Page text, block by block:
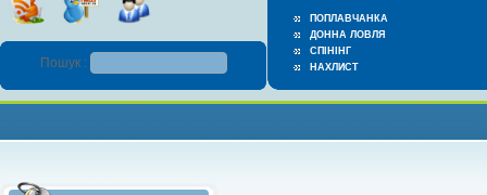
ПОПЛАВЧАНКА
ДОННА ЛОВЛЯ
СПІНІНГ
НАХЛИСТ
Пошук :